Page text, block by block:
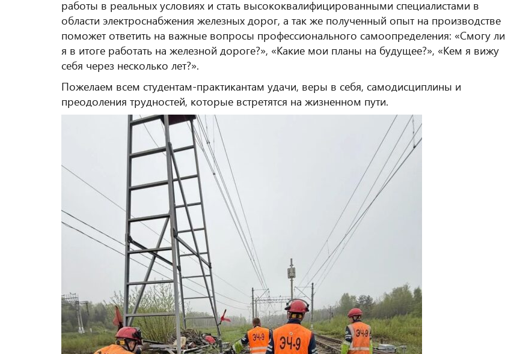
работы в реальных условиях и стать высококвалифицированными специалистами в
области электроснабжения железных дорог, а так же полученный опыт на производстве
поможет ответить на важные вопросы профессионального самоопределения: «Смогу ли
я в итоге работать на железной дороге?», «Какие мои планы на будущее?», «Кем я вижу
себя через несколько лет?».
Пожелаем всем студентам-практикантам удачи, веры в себя, самодисциплины и
преодоления трудностей, которые встретятся на жизненном пути.